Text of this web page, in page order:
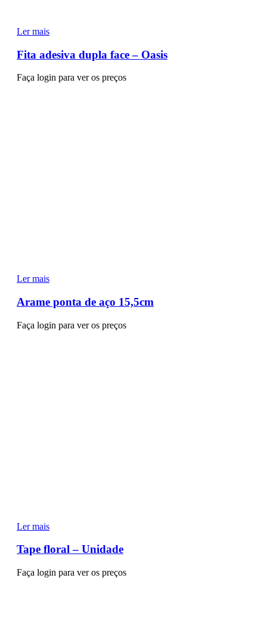
Ler mais
Fita adesiva dupla face – Oasis
Faça login para ver os preços
Ler mais
Arame ponta de aço 15,5cm
Faça login para ver os preços
Ler mais
Tape floral – Unidade
Faça login para ver os preços